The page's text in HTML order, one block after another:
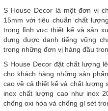
S House Decor là một đơn vị
15mm với tiêu chuẩn chất
trong lĩnh vực thiết kế và sản
dựng được danh tiếng vững
trong những đơn vị hàng đầu
S House Decor đặt chất lượng
cho khách hàng những sản
cao về cả thiết kế và chất lượng
inox chất lượng cao như inox
chống oxi hóa và chống gỉ sét